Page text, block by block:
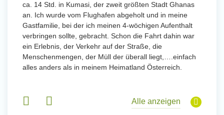
ca. 14 Std. in Kumasi, der zweit größten Stadt Ghanas
an. Ich wurde vom Flughafen abgeholt und in meine
Gastfamilie, bei der ich meinen 4-wöchigen Aufenthalt
verbringen sollte, gebracht. Schon die Fahrt dahin war
ein Erlebnis, der Verkehr auf der Straße, die
Menschenmengen, der Müll der überall liegt,….einfach
alles anders als in meinem Heimatland Österreich.
Alle anzeigen